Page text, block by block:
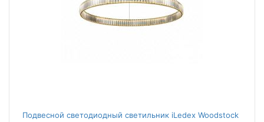
Подвесной светодиодный светильник iLedex Woodstock